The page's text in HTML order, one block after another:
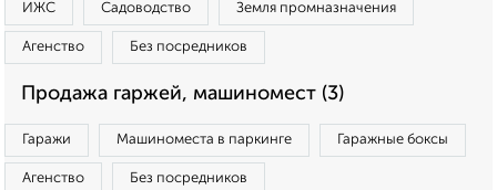
ИЖС Садоводство Земля промназначения
Агенство Без посредников
Продажа гаржей, машиномест (3)
Гаражи Машиноместа в паркинге Гаражные боксы
Агенство Без посредников